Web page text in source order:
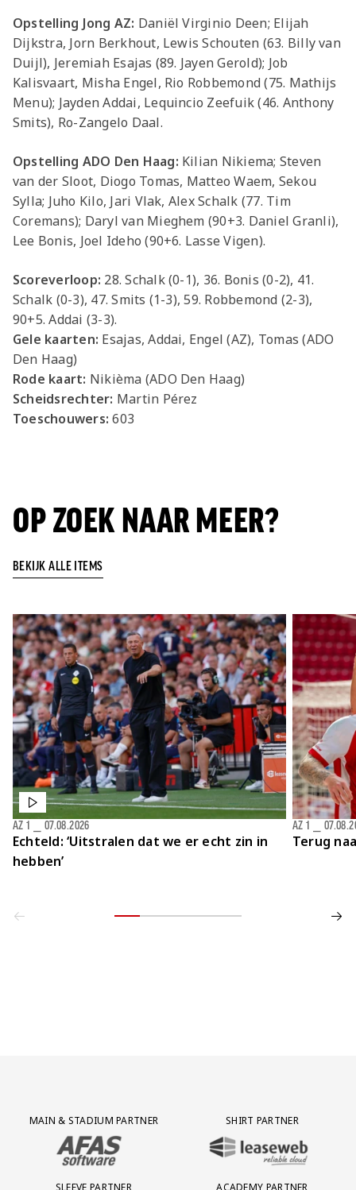
Opstelling Jong AZ: Daniël Virginio Deen; Elijah
Dijkstra, Jorn Berkhout, Lewis Schouten (63. Billy van
Duijl), Jeremiah Esajas (89. Jayen Gerold); Job
Kalisvaart, Misha Engel, Rio Robbemond (75. Mathijs
Menu); Jayden Addai, Lequincio Zeefuik (46. Anthony
Smits), Ro-Zangelo Daal.
Opstelling ADO Den Haag: Kilian Nikiema; Steven
van der Sloot, Diogo Tomas, Matteo Waem, Sekou
Sylla; Juho Kilo, Jari Vlak, Alex Schalk (77. Tim
Coremans); Daryl van Mieghem (90+3. Daniel Granli),
Lee Bonis, Joel Ideho (90+6. Lasse Vigen).
Scoreverloop: 28. Schalk (0-1), 36. Bonis (0-2), 41.
Schalk (0-3), 47. Smits (1-3), 59. Robbemond (2-3),
90+5. Addai (3-3).
Gele kaarten: Esajas, Addai, Engel (AZ), Tomas (ADO
Den Haag)
Rode kaart: Nikièma (ADO Den Haag)
Scheidsrechter: Martin Pérez
Toeschouwers:603
OP ZOEK NAAR MEER?
BEKIJK ALLE ITEMS
Echteld: ‘Uitstralen dat we er echt zin in
hebben’
AZ 1 07.08.2026
Terug
AZ 1
Partner Logos Grid
MAIN & STADIUM PARTNER
BEZOEK ONZE MAIN & STADIUM PARTNER AFAS SOFTWARE
SHIRT PARTNER
BEZOEK ONZE SHIRT PARTNER